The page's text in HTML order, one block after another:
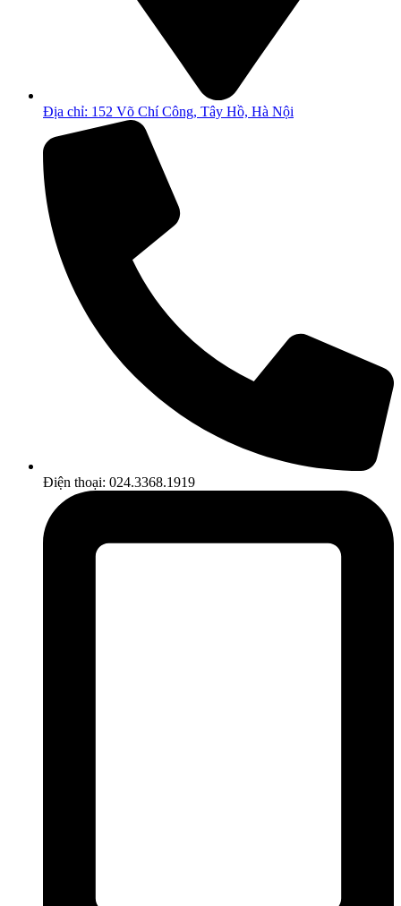
Địa chỉ: 152 Võ Chí Công, Tây Hồ, Hà Nội
Điện thoại: 024.3368.1919